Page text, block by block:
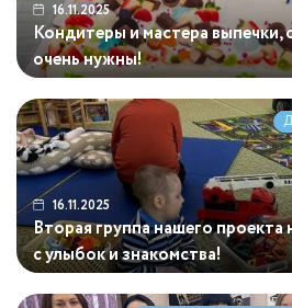
16.11.2025
Кондитеры и мастера выпечки,
очень нужны!
16.11.2025
Вторая группа нашего
с улыбок и знакомства!